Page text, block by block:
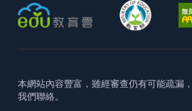
本網站內容豐富，雖經審查仍有可能疏漏，
我們聯絡。